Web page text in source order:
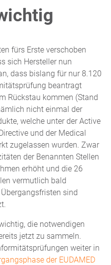
fürs Erste verschoben
sich Hersteller nun
dass bislang für nur 8.120
beantragt
Rückstau kommen (Stand
nicht einmal der
welche unter der Active
und der Medical
zugelassen wurden. Zwar
der Benannten Stellen
erhöht und die 26
vermutlich bald
sind
die notwendigen
jetzt zu sammeln.
weiter in
der EUDAMED